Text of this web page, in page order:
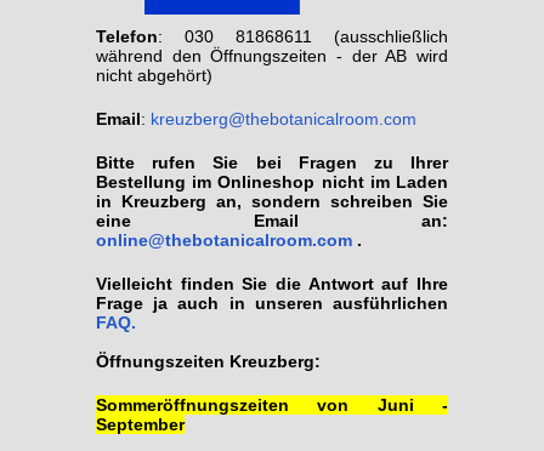
Telefon: 030 81868611 (ausschließlich
während den Öffnungszeiten - der AB wird
nicht abgehört)
Email: kreuzberg@thebotanicalroom.com
Bitte rufen Sie bei Fragen zu Ihrer
Bestellung im Onlineshop nicht im Laden
in Kreuzberg an, sondern schreiben Sie
eine Email an:
online@thebotanicalroom.com .
Vielleicht finden Sie die Antwort auf Ihre
Frage ja auch in unseren ausführlichen
FAQ.
Öffnungszeiten Kreuzberg:
Sommeröffnungszeiten von Juni -
September